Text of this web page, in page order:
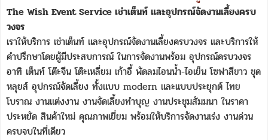
The Wish Event Service เช่าเต็นท์ และอุปกรณ์จัดงานเลี้ยงครบ
วงจร
เราให้บริการ เช่าเต็นท์ และอุปกรณ์จัดงานเลี้ยงครบวงจร และบริการให้
คำปรึกษาโดยผู้มีประสบการณ์ ในการจัดงานพร้อม อุปกรณ์ครบวงจร
อาทิ เต็นท์ โต๊ะจีน โต๊ะเหลี่ยม เก้าอี้ พัดลมไอนน้ำ-ไอเย็น โซฟาสีขาว ชุด
หลุยส์ อุปกรณ์จัดเลี้ยง ทั้งแบบ modern และแบบประยุกต์ ไทย
โบราณ งานแต่งงาน งานจัดเลี้ยงทำบุญ งานประชุมสัมมนา ในราคา
ประหยัด สินค้าใหม่ คุณภาพเยี่ยม พร้อมให้บริการจัดงานเร่ง งานด่วน
ครบจบในที่เดียว